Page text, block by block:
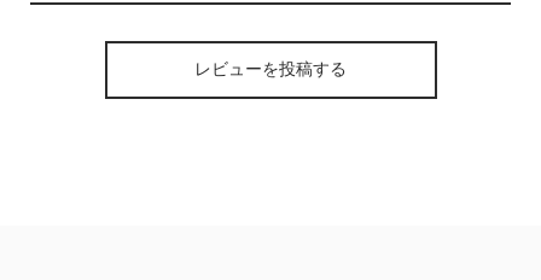
レビューを投稿する